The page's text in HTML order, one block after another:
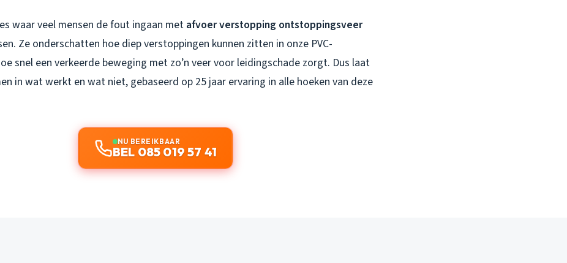
waar veel mensen de fout ingaan metafvoer verstopping ontstoppingsveer
Ze onderschatten hoe diep verstoppingen kunnen zitten in onze PVC-
snel een verkeerde beweging met zo’n veer voor leidingschade zorgt. Dus laat
in wat werkt en wat niet, gebaseerd op 25 jaar ervaring in alle hoeken van deze
NU BEREIKBAAR
BEL 085 019 57 41